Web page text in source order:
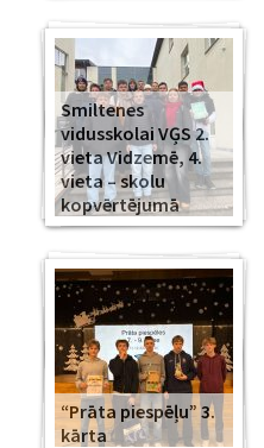
Smiltenes
vidusskolai VĢS 2.
vieta Vidzemē, 4.
vieta – skolu
kopvērtējumā
“Prāta piespēļu” 3.
kārta